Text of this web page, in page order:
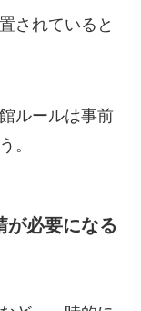
されていると
ルールは事前
。
が必要になる